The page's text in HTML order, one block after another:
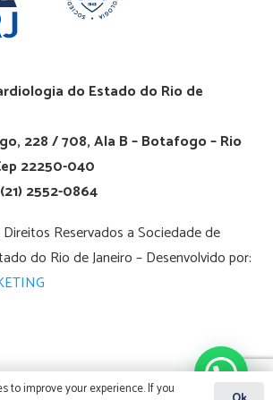
do Estado do Rio de
228 / 708, Ala B – Botafogo – Rio
22250-040
2552-0864
Reservados a Sociedade de
do Rio de Janeiro – Desenvolvido por:
to improve your experience. If you